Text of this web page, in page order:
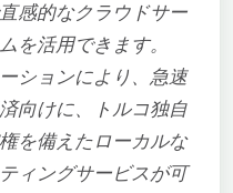
感的なクラウドサー
を活用できます。
ションにより、急速
向けに、トルコ独自
を備えたローカルな
ィングサービスが可